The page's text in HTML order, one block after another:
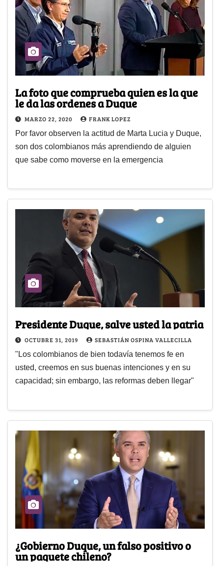
La foto que comprueba quien es la que
le da las ordenes a Duque
MARZO 22, 2020 FRANK LOPEZ
Por favor observen la actitud de Marta Lucia y Duque,
son dos colombianos más aprendiendo de alguien
que sabe como moverse en la emergencia
Presidente Duque, salve usted la patria
OCTUBRE 31, 2019 SEBASTIÁN OSPINA VALLECILLA
"Los colombianos de bien todavía tenemos fe en
usted, creemos en sus buenas intenciones y en su
capacidad; sin embargo, las reformas deben llegar"
¿Gobierno Duque, un falso positivo o
un paquete chileno?